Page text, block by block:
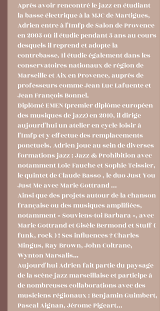
Après avoir rencontré le jazz en étudiant
la basse électrique à la MJC de Martigues,
Adrien entre à l’Imfp de Salon de Provence
en 2005 où il étudie pendant 5 ans au cours
desquels il reprend et adopte la
contrebasse. Il étudie également dans les
conservatoires nationaux de région de
Marseille et Aix en Provence, auprès de
professeurs comme Jean Luc Lafuente et
Jean François Bonnel.
Diplômé EMEN (premier diplôme européen
des musiques de jazz) en 2010, il dirige
aujourd’hui un atelier en cycle loisir à
l’Imfp et y effectue des remplacements
ponctuels. Adrien joue au sein de diverses
formations jazz : Jazz & Prohibition avec
notamment Loïc Fauche et Sophie Teissier,
le quintet de Claude Basso , le duo Just You
Just Me avec Marie Gottrand ...
Ainsi que des projets autour de la chanson
française ou des musiques amplifiées,
notamment « Souviens-toi Barbara », avec
Marie Gottrand et Gisèle Bermond et Stuff (
funk, rock ) ! Ses influences ? Charles
Mingus, Ray Brown, John Coltrane,
Wynton Marsalis…
Aujourd'hui Adrien fait partie du paysage
de la scène jazz marseillaise et participe à
de nombreuses collaborations avec des
musiciens régionaux : Benjamin Guimbert,
Pascal Aignan, Jérome Pigeart...